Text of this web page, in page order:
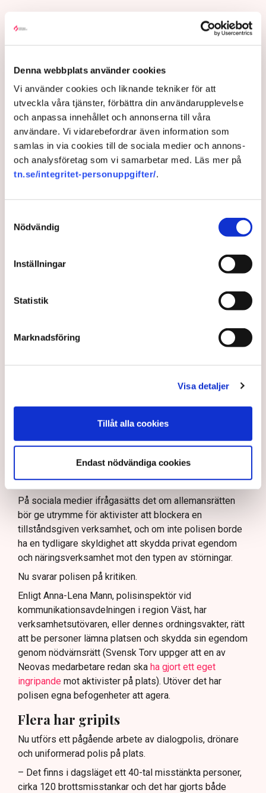
Denna webbplats använder cookies
Vi använder cookies och liknande tekniker för att
utveckla våra tjänster, förbättra din användarupplevelse
och anpassa innehållet och annonserna till våra
användare. Vi vidarebefordrar även information som
samlas in via cookies till de sociala medier och annons-
och analysföretag som vi samarbetar med. Läs mer på
tn.se/integritet-personuppgifter/.
Nödvändig
Inställningar
Statistik
Marknadsföring
Visa detaljer
Tillåt alla cookies
Endast nödvändiga cookies
Torvtäkten i Grimsås i Tranemo kommun har sedan 28
juli stoppats av aktivistgruppen Återställ Våtmarker
efter att aktivister har klättrat upp påtorvproducenten
ogräsfrön över täkten.
Aktivisterna klättrar upp på
maskiner – polisen kan inte
avvisa dem: ”Upptrappning
på helt ny nivå”
Näringsliv
sedan 28 juli.
Polisinspektör Anna-Lena Mann förklarar polisens
40 personer misstänks med cirka 120
Polisen använder drönare och uniformerad polis
att navigera juridiska rättigheter och gränser.
Rickard Axdorff på Svensk Torv, anser att polisens
resurserinte är tillräckligaför att skydda verksamheten
I enledare i Svenska Dagbladetskrev Tove Lifvendahl
skydda tillståndsgivna verksamheter” mot sabotage,
och varnade för att det annars råder ”djungelns lag”.
På sociala medier ifrågasätts det om allemansrätten
bör ge utrymme för aktivister att blockera en
tillståndsgiven verksamhet, och om inte polisen borde
ha en tydligare skyldighet att skydda privat egendom
och näringsverksamhet mot den typen av störningar.
Nu svarar polisen på kritiken.
Enligt Anna-Lena Mann, polisinspektör vid
kommunikationsavdelningen i region Väst, har
verksamhetsutövaren, eller dennes ordningsvakter, rätt
att be personer lämna platsen och skydda sin egendom
genom nödvärnsrätt (Svensk Torv uppger att en av
Neovas medarbetare redan ska ha gjort ett eget
ingripande mot aktivister på plats). Utöver det har
polisen egna befogenheter att agera.
Flera har gripits
Nu utförs ett pågående arbete av dialogpolis, drönare
och uniformerad polis på plats.
– Det finns i dagsläget ett 40-tal misstänkta personer,
cirka 120 brottsmisstankar och det har gjorts både